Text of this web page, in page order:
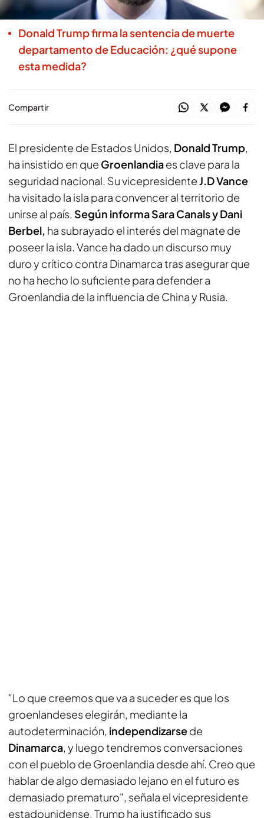
control de Groenlandia para la paz en el mundo
Donald Trump firma la sentencia de muerte
departamento de Educación: ¿qué supone
esta medida?
Compartir
El presidente de Estados Unidos, Donald Trump,
ha insistido en que Groenlandiaes clave para la
seguridad nacional. Su vicepresidenteJ.D Vance
ha visitado la isla para convencer al territorio de
unirse al país. Según informa Sara Canals y Dani
Berbel, ha subrayado el interés del magnate de
poseer la isla. Vance ha dado un discurso muy
duro y crítico contra Dinamarca tras asegurar que
no ha hecho lo suficiente para defender a
Groenlandia de la influencia de China y Rusia.
"Lo que creemos que va a suceder es que los
groenlandeses elegirán, mediante la
autodeterminación, independizarsede
Dinamarca, y luego tendremos conversaciones
con el pueblo de Groenlandia desde ahí. Creo que
hablar de algo demasiado lejano en el futuro es
demasiado prematuro", señala el vicepresidente
estadounidense. Trump ha justificado sus